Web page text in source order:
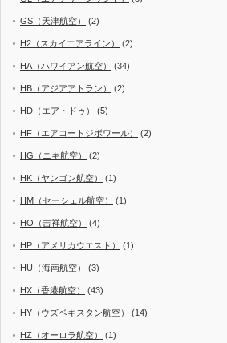
GS（天津航空） (2)
H2（スカイエアライン） (2)
HA（ハワイアン航空） (34)
HB（アジアアトラン） (2)
HD（エア・ドゥ） (5)
HF（エアコートジボワール） (2)
HG（ニキ航空） (2)
HK（ヤンゴン航空） (1)
HM（セーシェル航空） (1)
HO（吉祥航空） (4)
HP（アメリカウエスト） (1)
HU（海南航空） (3)
HX（香港航空） (43)
HY（ウズベキスタン航空） (14)
HZ（オーロラ航空） (1)